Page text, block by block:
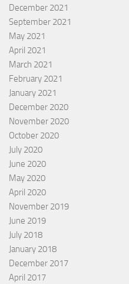
December 2021
September 2021
May 2021
April 2021
March 2021
February 2021
January 2021
December 2020
November 2020
October 2020
July 2020
June 2020
May 2020
April 2020
November 2019
June 2019
July 2018
January 2018
December 2017
April 2017